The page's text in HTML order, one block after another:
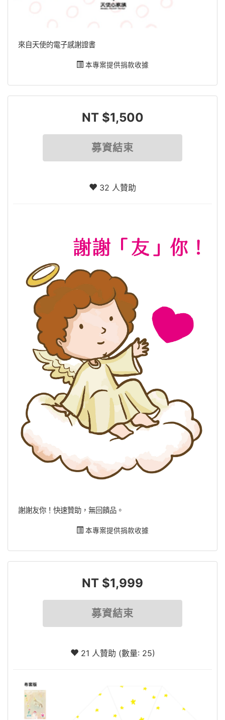
來自天使的電子感謝證書
本專案提供捐款收據
NT $1,500
募資結束
32 人贊助
謝謝友你！快速贊助，無回饋品。
本專案提供捐款收據
NT $1,999
募資結束
21 人贊助 (數量: 25)